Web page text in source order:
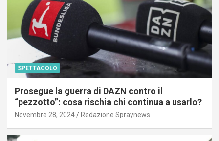
SPETTACOLO
Prosegue la guerra di DAZN contro il
“pezzotto”: cosa rischia chi continua a usarlo?
Novembre 28, 2024 Redazione Spraynews